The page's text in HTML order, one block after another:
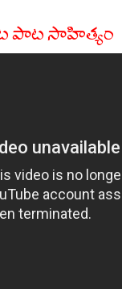
పాట సాహిత్యం